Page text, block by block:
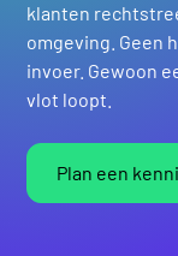
klanten
omgeving. Geen
invoer. Gewoon
vlot loopt.
Plan een